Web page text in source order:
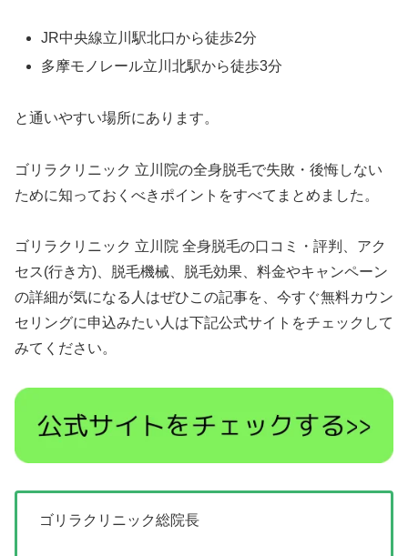
JR中央線立川駅北口から徒歩2分
多摩モノレール立川北駅から徒歩3分
と通いやすい場所にあります。
ゴリラクリニック 立川院の全身脱毛で失敗・後悔しない
ために知っておくべきポイントをすべてまとめました。
ゴリラクリニック 立川院 全身脱毛の口コミ・評判、アク
セス(行き方)、脱毛機械、脱毛効果、料金やキャンペーン
の詳細が気になる人はぜひこの記事を、今すぐ無料カウン
セリングに申込みたい人は下記公式サイトをチェックして
みてください。
ゴリラクリニック総院長